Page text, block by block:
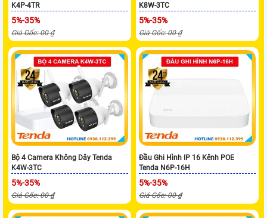
K4P-4TR
5%-35%
Giá Gốc: 00 ₫
K8W-3TC
5%-35%
Giá Gốc: 00 ₫
Bộ 4 Camera Không Dây Tenda
K4W-3TC
5%-35%
Giá Gốc: 00 ₫
Đầu Ghi Hình IP 16 Kênh POE
Tenda N6P-16H
5%-35%
Giá Gốc: 00 ₫